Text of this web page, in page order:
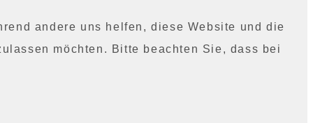
andere uns helfen, diese Website und die
möchten. Bitte beachten Sie, dass bei